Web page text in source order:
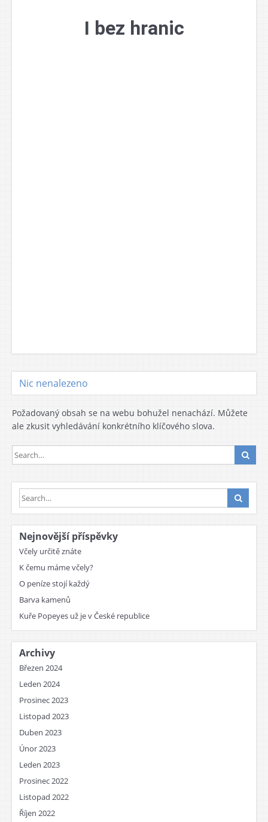
I bez hranic
Nic nenalezeno
Požadovaný obsah se na webu bohužel nenachází. Můžete
ale zkusit vyhledávání konkrétního klíčového slova.
Nejnovější příspěvky
Včely určitě znáte
K čemu máme včely?
O peníze stojí každý
Barva kamenů
Kuře Popeyes už je v České republice
Archivy
Březen 2024
Leden 2024
Prosinec 2023
Listopad 2023
Duben 2023
Únor 2023
Leden 2023
Prosinec 2022
Listopad 2022
Říjen 2022